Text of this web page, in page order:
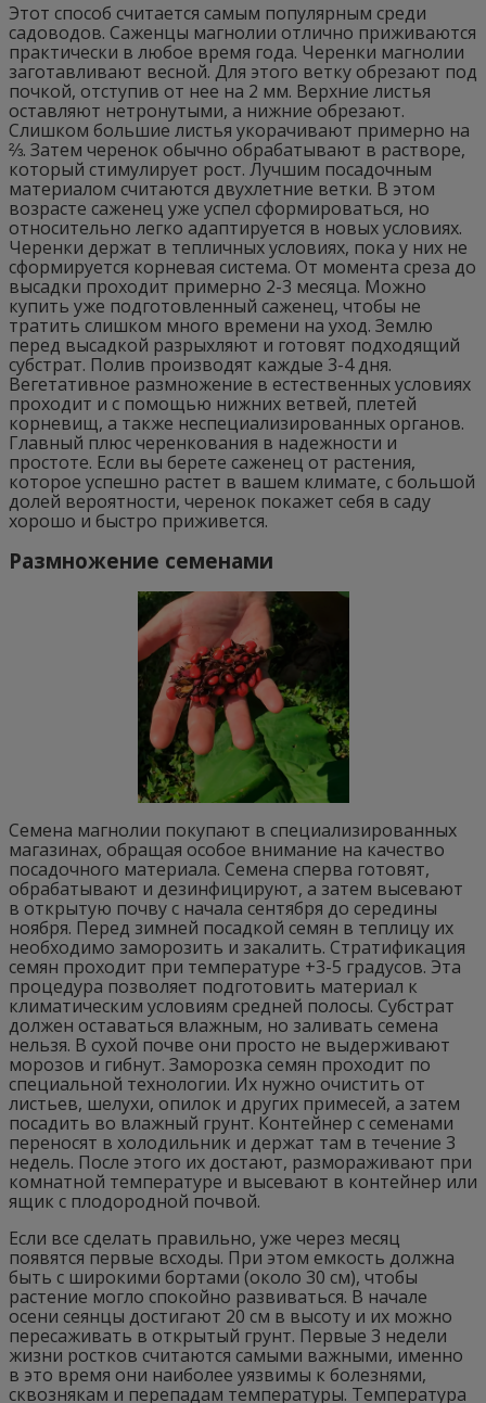
Этот способ считается самым популярным среди
садоводов. Саженцы магнолии отлично приживаются
практически в любое время года. Черенки магнолии
заготавливают весной. Для этого ветку обрезают под
почкой, отступив от нее на 2 мм. Верхние листья
оставляют нетронутыми, а нижние обрезают.
Слишком большие листья укорачивают примерно на
⅔. Затем черенок обычно обрабатывают в растворе,
который стимулирует рост. Лучшим посадочным
материалом считаются двухлетние ветки. В этом
возрасте саженец уже успел сформироваться, но
относительно легко адаптируется в новых условиях.
Черенки держат в тепличных условиях, пока у них не
сформируется корневая система. От момента среза до
высадки проходит примерно 2-3 месяца. Можно
купить уже подготовленный саженец, чтобы не
тратить слишком много времени на уход. Землю
перед высадкой разрыхляют и готовят подходящий
субстрат. Полив производят каждые 3-4 дня.
Вегетативное размножение в естественных условиях
проходит и с помощью нижних ветвей, плетей
корневищ, а также неспециализированных органов.
Главный плюс черенкования в надежности и
простоте. Если вы берете саженец от растения,
которое успешно растет в вашем климате, с большой
долей вероятности, черенок покажет себя в саду
хорошо и быстро приживется.
Размножение семенами
Семена магнолии покупают в специализированных
магазинах, обращая особое внимание на качество
посадочного материала. Семена сперва готовят,
обрабатывают и дезинфицируют, а затем высевают
в открытую почву с начала сентября до середины
ноября. Перед зимней посадкой семян в теплицу их
необходимо заморозить и закалить. Стратификация
семян проходит при температуре +3-5 градусов. Эта
процедура позволяет подготовить материал к
климатическим условиям средней полосы. Субстрат
должен оставаться влажным, но заливать семена
нельзя. В сухой почве они просто не выдерживают
морозов и гибнут. Заморозка семян проходит по
специальной технологии. Их нужно очистить от
листьев, шелухи, опилок и других примесей, а затем
посадить во влажный грунт. Контейнер с семенами
переносят в холодильник и держат там в течение 3
недель. После этого их достают, размораживают при
комнатной температуре и высевают в контейнер или
ящик с плодородной почвой.
Если все сделать правильно, уже через месяц
появятся первые всходы. При этом емкость должна
быть с широкими бортами (около 30 см), чтобы
растение могло спокойно развиваться. В начале
осени сеянцы достигают 20 см в высоту и их можно
пересаживать в открытый грунт. Первые 3 недели
жизни ростков считаются самыми важными, именно
в это время они наиболее уязвимы к болезнями,
сквознякам и перепадам температуры. Температура